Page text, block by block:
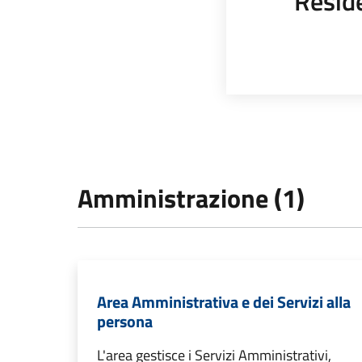
Amministrazione (1)
Area Amministrativa e dei Servizi alla
persona
L'area gestisce i Servizi Amministrativi,